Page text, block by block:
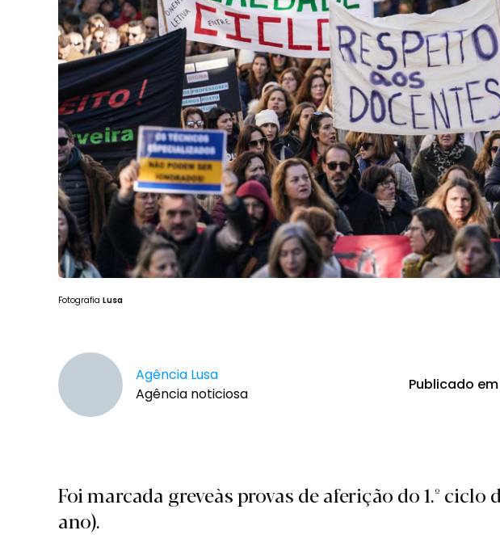
Fotografia Lusa
Agência Lusa
Agência noticiosa
Publicado em
Foi marcada greveàs provas de aferição do 1.º ciclo
ano).